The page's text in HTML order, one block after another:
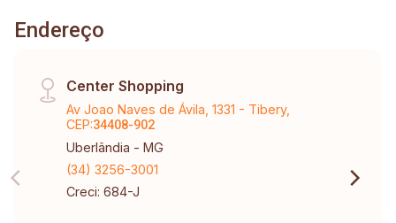
Endereço
Center Shopping
Av Joao Naves de Ávila, 1331 - Tibery,
CEP:34408-902
Uberlândia - MG
(34) 3256-3001
Creci: 684-J